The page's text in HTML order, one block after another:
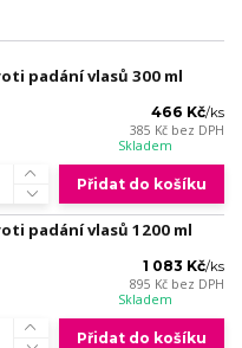
padání vlasů 300 ml
466 Kč/ks
385 Kč bez DPH
Skladem
Přidat do košíku
padání vlasů 1200 ml
1 083 Kč/ks
895 Kč bez DPH
Skladem
Přidat do košíku